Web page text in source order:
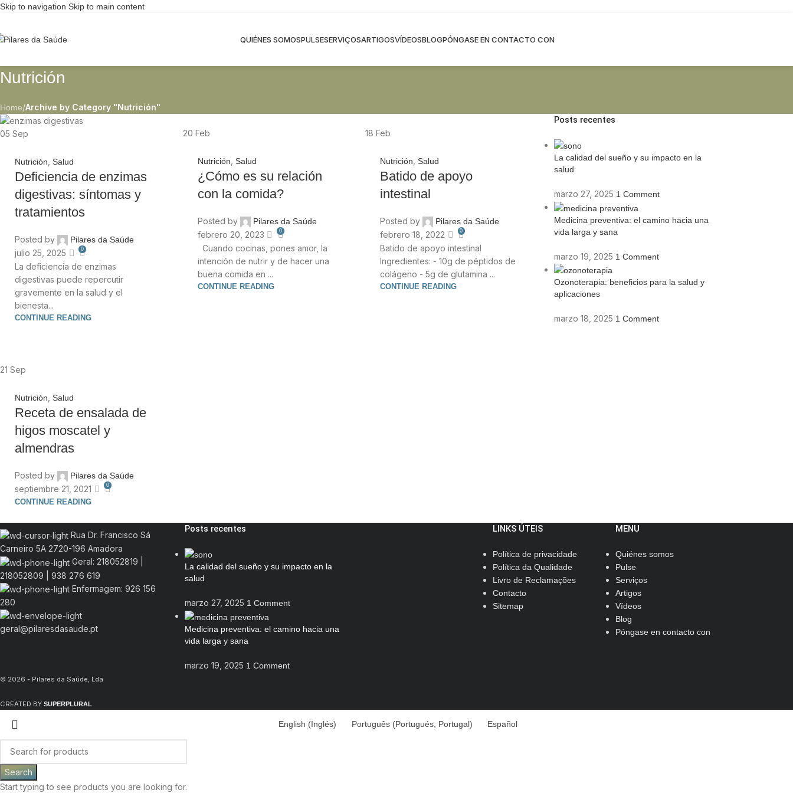
Skip to navigation Skip to main content
QUIÉNES SOMOSPULSESERVIÇOSARTIGOSVÍDEOSBLOGPÓNGASE EN CONTACTO CON
Nutrición
Home/Archive by Category "Nutrición"
05 Sep
Nutrición Salud
Deficiencia de enzimas
digestivas: síntomas y
tratamientos
Posted by Pilares da Saúde
julio 25, 2025 0
La deficiencia de enzimas
digestivas puede repercutir
gravemente en la salud y el
bienesta...
CONTINUE READING
20 Feb
Nutrición Salud
¿Cómo es su relación
con la comida?
Posted by Pilares da Saúde
febrero 20, 2023 0
Cuando cocinas, pones amor, la
intención de nutrir y de hacer una
buena comida en ...
CONTINUE READING
18Feb
Nutrición ,Salud
Batido de apoyo
intestinal
Posted by Pilares da Saúde
febrero 18, 2022 0
Batido de apoyo intestinal
Ingredientes: - 10g de péptidos de
colágeno - 5g de glutamina ...
CONTINUE READING
21 Sep
Nutrición Salud
Receta de ensalada de
higos moscatel y
almendras
Posted by Pilares da Saúde
septiembre 21, 2021 0
CONTINUE READING
Posts recentes
La calidad del sueño y su impacto en la
salud
marzo 27, 2025 1 Comment
Medicina preventiva: el camino hacia una
vida larga y sana
marzo 19, 2025 1 Comment
Ozonoterapia: beneficios para la salud y
aplicaciones
marzo 18, 2025 1 Comment
Rua Dr. Francisco Sá
Carneiro 5A 2720-196 Amadora
Geral: 218052819 |
218052809 | 938 276 619
Enfermagem: 926 156
280
geral@pilaresdasaude.pt
Posts recentes
La calidad del sueño y su impacto en la
salud
marzo 27, 2025 1 Comment
Medicina preventiva: el camino hacia una
vida larga y sana
marzo 19, 2025 1 Comment
LINKS ÚTEIS
Política de privacidade
Política da Qualidade
Livro de Reclamações
Contacto
Sitemap
MENU
Quiénes somos
Pulse
Serviços
Artigos
Vídeos
Blog
Póngase en contacto con
© 2026 - Pilares da Saúde, Lda
CREATED BY SUPERPLURAL
Search
Start typing to see products you are looking for.
English (Inglés) Português(Portugués, Portugal) Español